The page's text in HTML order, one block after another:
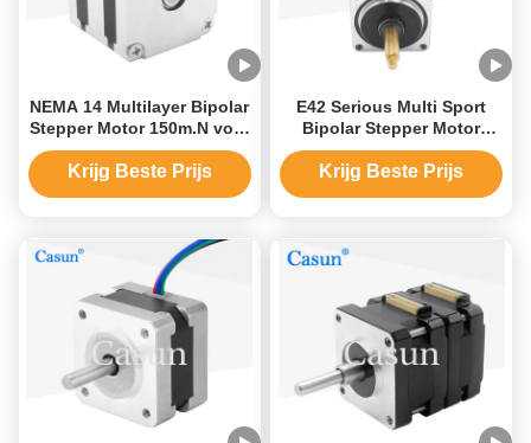
NEMA 14 Multilayer Bipolar
Stepper Motor 150m.N voor
industriële robot
Krijg Beste Prijs
E42 Serious Multi Sport
Bipolar Stepper Motor
NEMA 17 200mN.M Voor
automatiseringsapparatuur
Krijg Beste Prijs